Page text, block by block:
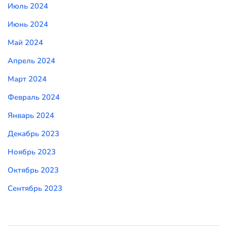
Июль 2024
Июнь 2024
Май 2024
Апрель 2024
Март 2024
Февраль 2024
Январь 2024
Декабрь 2023
Ноябрь 2023
Октябрь 2023
Сентябрь 2023